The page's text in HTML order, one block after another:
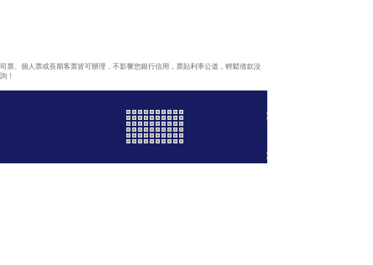
、個人票或長期客票皆可辦理，不影響您銀行信用，票貼利率公道，輕鬆借款沒
！